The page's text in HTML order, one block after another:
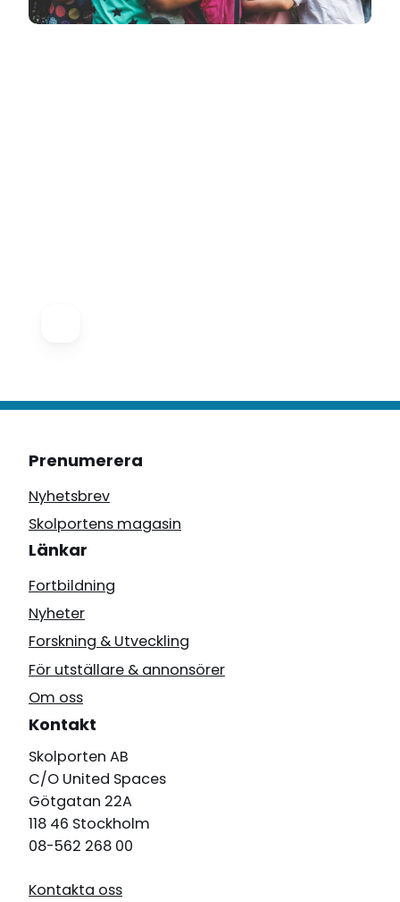
Prenumerera
Nyhetsbrev
Skolportens magasin
Länkar
Fortbildning
Nyheter
Forskning & Utveckling
För utställare & annonsörer
Om oss
Kontakt
Skolporten AB
C/O United Spaces
Götgatan 22A
118 46 Stockholm
08-562 268 00
Kontakta oss